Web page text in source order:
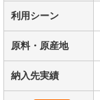
利用シーン
原料・原産地
納入先実績